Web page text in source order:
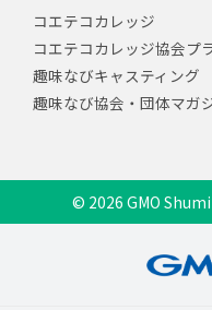
コエテコカレッジ
コエテコカレッジ協会プ
趣味なびキャスティング
趣味なび協会・団体マガ
© 2026 GMO